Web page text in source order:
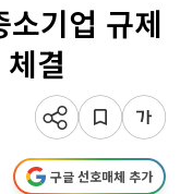
기업 규제
결
구글 선호매체 추가